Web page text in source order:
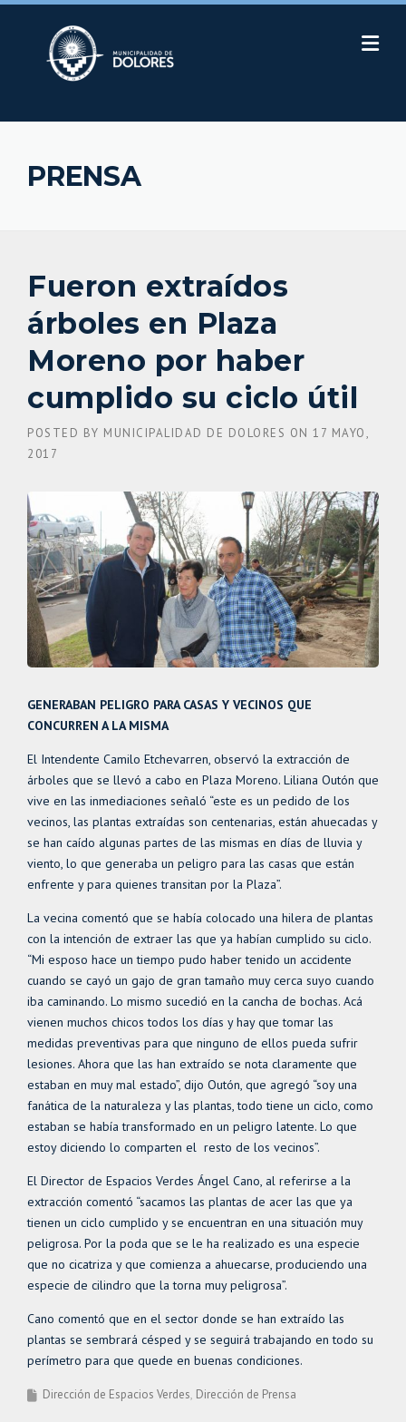
Skip
PRENSA
Fueron extraídos
árboles en Plaza
Moreno por haber
cumplido su ciclo útil
POSTED BY MUNICIPALIDAD DE DOLORES ON 17 MAYO,
2017
GENERABAN PELIGRO PARA CASAS Y VECINOS QUE
CONCURREN A LA MISMA
El Intendente Camilo Etchevarren, observó la extracción de
árboles que se llevó a cabo en Plaza Moreno. Liliana Outón que
vive en las inmediaciones señaló “este es un pedido de los
vecinos, las plantas extraídas son centenarias, están ahuecadas y
se han caído algunas partes de las mismas en días de lluvia y
viento, lo que generaba un peligro para las casas que están
enfrente y para quienes transitan por la Plaza”.
La vecina comentó que se había colocado una hilera de plantas
con la intención de extraer las que ya habían cumplido su ciclo.
“Mi esposo hace un tiempo pudo haber tenido un accidente
cuando se cayó un gajo de gran tamaño muy cerca suyo cuando
iba caminando. Lo mismo sucedió en la cancha de bochas. Acá
vienen muchos chicos todos los días y hay que tomar las
medidas preventivas para que ninguno de ellos pueda sufrir
lesiones. Ahora que las han extraído se nota claramente que
estaban en muy mal estado”, dijo Outón, que agregó “soy una
fanática de la naturaleza y las plantas, todo tiene un ciclo, como
estaban se había transformado en un peligro latente. Lo que
estoy diciendo lo comparten el resto de los vecinos”.
El Director de Espacios Verdes Ángel Cano, al referirse a la
extracción comentó “sacamos las plantas de acer las que ya
tienen un ciclo cumplido y se encuentran en una situación muy
peligrosa. Por la poda que se le ha realizado es una especie
que no cicatriza y que comienza a ahuecarse, produciendo una
especie de cilindro que la torna muy peligrosa”.
Cano comentó que en el sector donde se han extraído las
plantas se sembrará césped y se seguirá trabajando en todo su
perímetro para que quede en buenas condiciones.
Dirección de Espacios Verdes Dirección de Prensa